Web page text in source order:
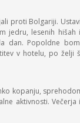
proti Bolgariji.
jedru, lesenih hišah
dan. Popoldne
v hotelu, po želji
kopanju,
aktivnosti. Večerja